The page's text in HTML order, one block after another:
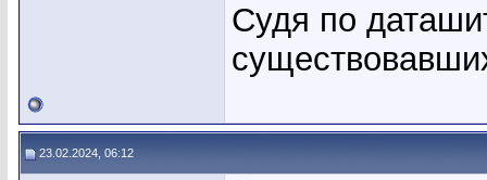
Судя по
23.02.2024, 06:12